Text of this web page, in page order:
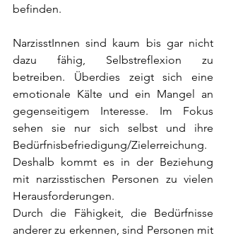
befinden.
NarzisstInnen sind kaum bis gar nicht
dazu fähig, Selbstreflexion zu
betreiben. Überdies zeigt sich eine
emotionale Kälte und ein Mangel an
gegenseitigem Interesse. Im Fokus
sehen sie nur sich selbst und ihre
Bedürfnisbefriedigung/Zielerreichung.
Deshalb kommt es in der Beziehung
mit narzisstischen Personen zu vielen
Herausforderungen.
Durch die Fähigkeit, die Bedürfnisse
anderer zu erkennen, sind Personen mit